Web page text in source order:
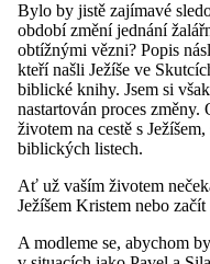
Bylo by jistě zajímavé
období změní jednání
obtížnými vězni? Popis
kteří našli Ježíše ve
biblické knihy. Jsem si
nastartován proces
životem na cestě s
biblických listech.
Ať už vaším životem
Ježíšem Kristem nebo
A modleme se, abychom